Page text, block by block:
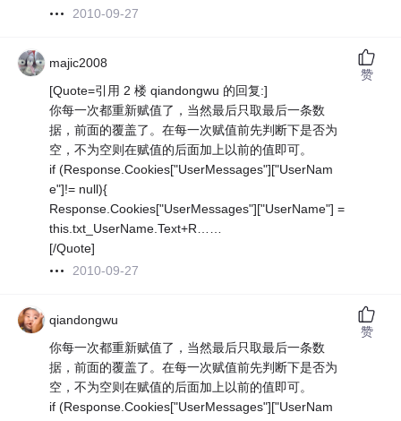
2010-09-27
majic2008
[Quote=引用 2 楼 qiandongwu 的回复:]
你每一次都重新赋值了，当然最后只取最后一条数
据，前面的覆盖了。在每一次赋值前先判断下是否为
空，不为空则在赋值的后面加上以前的值即可。
if (Response.Cookies["UserMessages"]["UserNam
e"]!= null){
Response.Cookies["UserMessages"]["UserName"] =
this.txt_UserName.Text+R……
[/Quote]
2010-09-27
赞
qiandongwu
你每一次都重新赋值了，当然最后只取最后一条数
据，前面的覆盖了。在每一次赋值前先判断下是否为
空，不为空则在赋值的后面加上以前的值即可。
if (Response.Cookies["UserMessages"]["UserNam
赞